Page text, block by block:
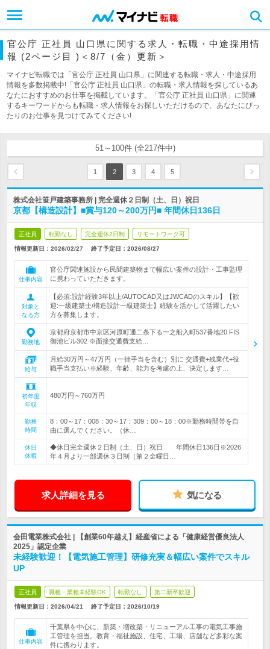
官公庁 正社員 山口県に関する求人・転職・中途採用情
報 (2ページ目 )＜8/7（金）更新＞
マイナビ転職では「官公庁 正社員 山口県」に関連する転職・求人・中途採用
情報を多数掲載中!「官公庁 正社員 山口県」の転職・求人情報を探しているあ
なたにおすすめのお仕事を掲載しています。「官公庁 正社員 山口県」に関連
するキーワードからも転職・求人情報をお探しいただけるので、あなたにぴっ
たりのお仕事を見つけてみてください!
51～100件 (全217件中)
1 2 3 4 5
株式会社笹戸建築事務所 | 完全週休２日制（土、日）祝日
京都【構造設計】■賞与120～200万円■ 年間休日136日
正社員 転勤なし 完全週休2日制 リモートワーク可
情報更新日：2026/02/27 終了予定日： 2026/08/27
仕事内容
官公庁関連施設から民間建築物まで幅広い案件の設計・工事監理
に携わっていただきます。
対象と
なる方
【必須:設計経験3年以上/AUTOCAD又はJWCADのスキル】【歓
迎:一級建築士/構造設計一級建築士】経験を活かして活躍したい
方を募集します。
勤務地
京都府京都市中京区河原町通二条下る一之船入町537番地20 FIS
御池ビル302 ※面接交通費支給…
給与
月給30万円～47万円（一律手当を含む）別に 交通費+残業代+役
職手当支払い※経験、年齢、能力を考慮の上、決定します…
初年度
年収
480万円～760万円
勤務
時間
8：00～17：008：30～17：309：00～18：00※勤務時間帯を自
由に選んでください。（休…
休日
休暇
◆休日完全週休２日制（土、日）祝日 年間休日136日※2026
年４月より一部週休３日制（第２金曜日…
求人詳細を見る 気になる
会田電業株式会社 | 【創業60年越え】経産省による「健康経営優良法人
2025」認定企業
未経験歓迎！【電気施工管理】研修充実＆幅広い案件でスキル
UP
正社員 職種・業種未経験OK 転勤なし 第二新卒歓迎
情報更新日：2026/04/21 終了予定日： 2026/10/19
仕事内容
千葉県を中心に、新築・増改築・リニューアル工事の電気工事施
工管理を担当。教育・福祉施設、住宅、工場、店舗など多彩な案
件に携わります。